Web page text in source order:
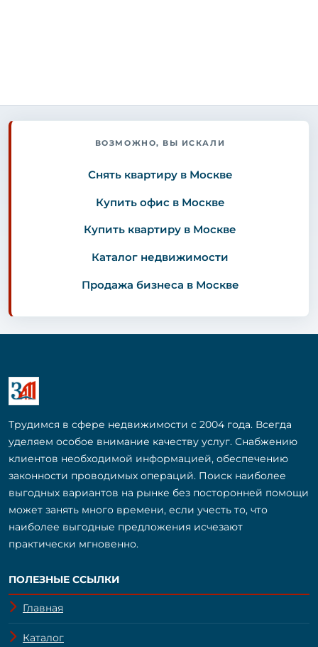
ВОЗМОЖНО, ВЫ ИСКАЛИ
Снять квартиру в Москве
Купить офис в Москве
Купить квартиру в Москве
Каталог недвижимости
Продажа бизнеса в Москве
Трудимся в сфере недвижимости с 2004 года. Всегда
уделяем особое внимание качеству услуг. Снабжению
клиентов необходимой информацией, обеспечению
законности проводимых операций. Поиск наиболее
выгодных вариантов на рынке без посторонней помощи
может занять много времени, если учесть то, что
наиболее выгодные предложения исчезают
практически мгновенно.
ПОЛЕЗНЫЕ ССЫЛКИ
Главная
Каталог